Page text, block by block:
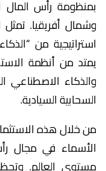
بمنظومة رأس
وشمال أفريقيا. تمثل
السحابية السيادية.
من خلال هذه
الأسماء في مجال
مستوى العالم.